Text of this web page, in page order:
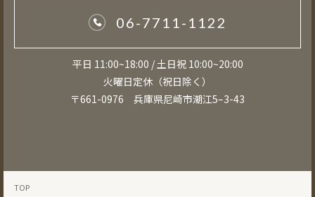
06-7711-1122
平日 11:00~18:00 / 土日祝 10:00~20:00
火曜日定休（祝日除く）
〒661-0976 兵庫県尼崎市潮江5–3-43
TOP